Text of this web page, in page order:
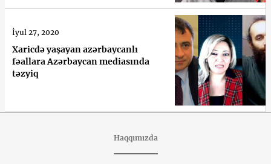
Xaricdə yaşayan azərbaycanlı
fəallara Azərbaycan mediasında
təzyiq
İyul 27, 2020
Haqqımızda